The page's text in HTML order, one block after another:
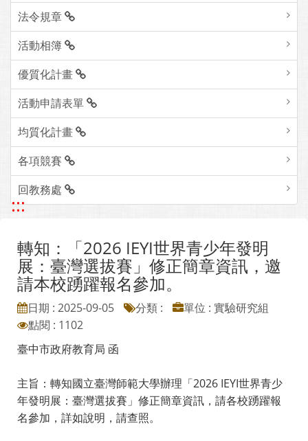
法令規章
活動相簿
優質化計畫
活動申請表單
均質化計畫
各項競賽
回教務處
:::
轉知：「2026 IEYI世界青少年發明
展：臺灣選拔賽」修正簡章資訊，邀
請本校踴躍報名參加。
日期 : 2025-09-05 分類 :
單位 : 實驗研究組
點閱 : 1102
臺中市政府教育局 函
主旨：轉知國立臺灣師範大學辦理「2026 IEYI世界青少
年發明展：臺灣選拔賽」修正簡章資訊，請各校踴躍報
名參加，詳如說明，請查照。